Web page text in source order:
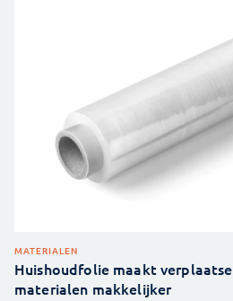
MATERIALEN
Huishoudfolie maakt
materialen makkelijker